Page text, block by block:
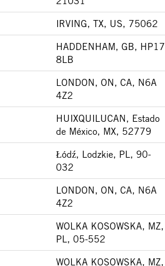
IRVING, TX, US, 75062
HADDENHAM, GB, HP17
8LB
LONDON, ON, CA, N6A
4Z2
HUIXQUILUCAN, Estado
de México, MX, 52779
Łódź, Lodzkie, PL, 90-
032
LONDON, ON, CA, N6A
4Z2
WOLKA KOSOWSKA, MZ,
PL, 05-552
WOLKA KOSOWSKA, MZ,